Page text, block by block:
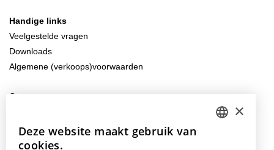
Handige links
Veelgestelde vragen
Downloads
Algemene (verkoops)voorwaarden
Contacteer ons
+32 56 77 45 15
×
Deze website maakt gebruik van
cookies.